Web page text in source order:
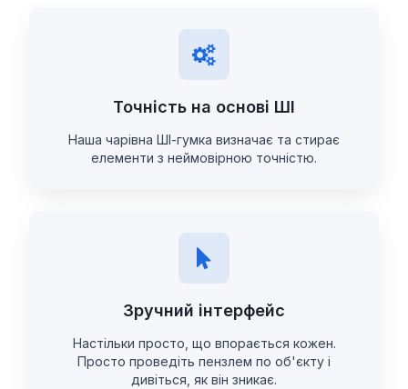
Точність на основі ШІ
Наша чарівна ШІ-гумка визначає та стирає
елементи з неймовірною точністю.
Зручний інтерфейс
Настільки просто, що впорається кожен.
Просто проведіть пензлем по об'єкту і
дивіться, як він зникає.